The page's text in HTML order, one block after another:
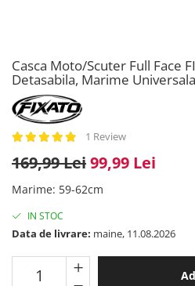
Casca Moto/Scuter Full Face
Detasabila, Marime
1 Review
169,99 Lei99,99 Lei
Marime: 59-62cm
IN STOC
Data de livrare: maine, 11.08.2026